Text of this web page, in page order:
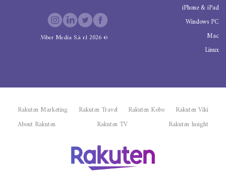
iPhone & iPad
Windows PC
Mac
Linux
©
2026
Viber Media S.à r.l.
Rakuten Viki
Rakuten Kobo
Rakuten Travel
Rakuten Marketing
Rakuten Insight
Rakuten TV
About Rakuten